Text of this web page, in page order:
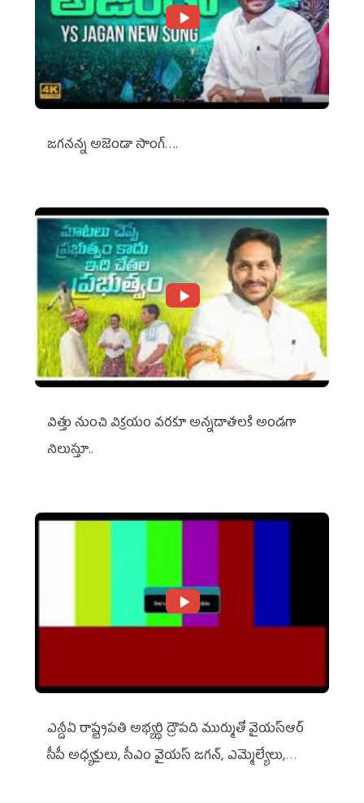
జగనన్న అజెండా సాంగ్….
విత్తు నుంచి విక్రయం వరకూ అన్నదాతలకి అండగా
నిలుస్తూ..
ఎన్డీఏ రాష్ట్ర‌ప‌తి అభ్య‌ర్థి ద్రౌప‌ది ముర్ముతో వైయ‌స్ఆర్
సీపీ అధ్య‌క్షులు, సీఎం వైయ‌స్ జ‌గ‌న్, ఎమ్మెల్యేలు,